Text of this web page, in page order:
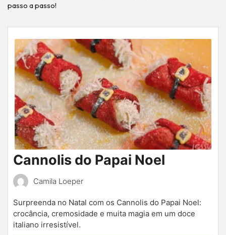
passo a passo!
Cannolis do Papai Noel
Camila Loeper
Surpreenda no Natal com os Cannolis do Papai Noel:
crocância, cremosidade e muita magia em um doce
italiano irresistível.